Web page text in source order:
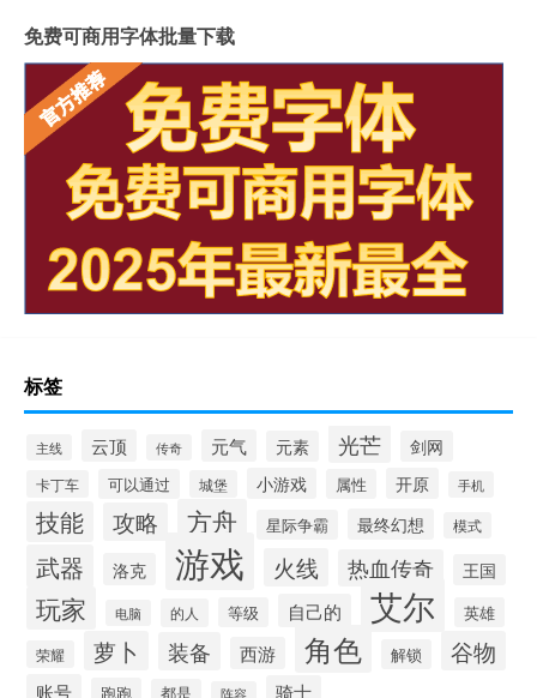
免费可商用字体批量下载
标签
主线 云顶 传奇 元气 元素 光芒 剑网
卡丁车 可以通过 城堡 小游戏 属性 开原 手机
技能 攻略 方舟 星际争霸 最终幻想 模式
武器 洛克 游戏 火线 热血传奇 王国
玩家 电脑 的人 等级 自己的 艾尔 英雄
荣耀 萝卜 装备 西游 角色 解锁 谷物
账号 跑跑 都是 阵容 骑士